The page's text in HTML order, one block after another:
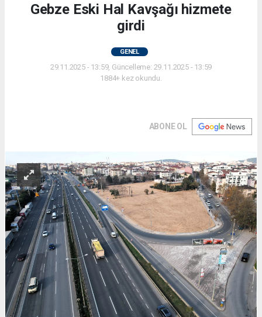
Gebze Eski Hal Kavşağı hizmete
girdi
GENEL
29.11.2025 - 13:59, Güncelleme: 29.11.2025 - 13:59
1884+ kez okundu.
ABONE OL